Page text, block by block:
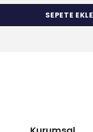
SEPETE EKLE